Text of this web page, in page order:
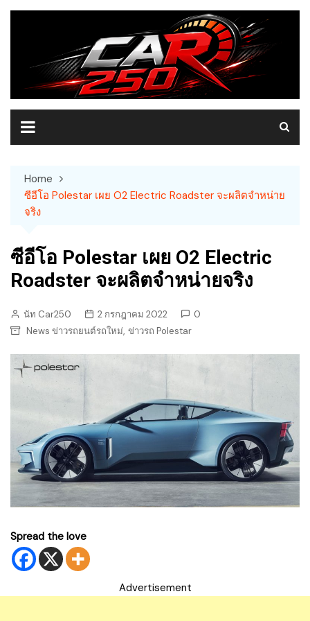
Skip
Home
ซีอีโอ Polestar เผย O2 Electric Roadster จะผลิตจำหน่าย
จริง
ซีอีโอ Polestar เผย O2 Electric
Roadster จะผลิตจำหน่ายจริง
นัท Car250 2 กรกฎาคม 2022
0
News ข่าวรถยนต์รถใหม่, ข่าวรถ Polestar
Spread the love
Advertisement